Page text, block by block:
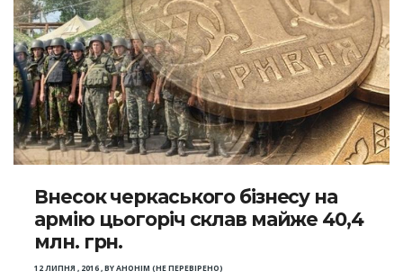
Внесок черкаського бізнесу на
армію цьогоріч склав майже 40,4
млн. грн.
12 ЛИПНЯ , 2016,BYАНОНІМ (НЕ ПЕРЕВІРЕНО)